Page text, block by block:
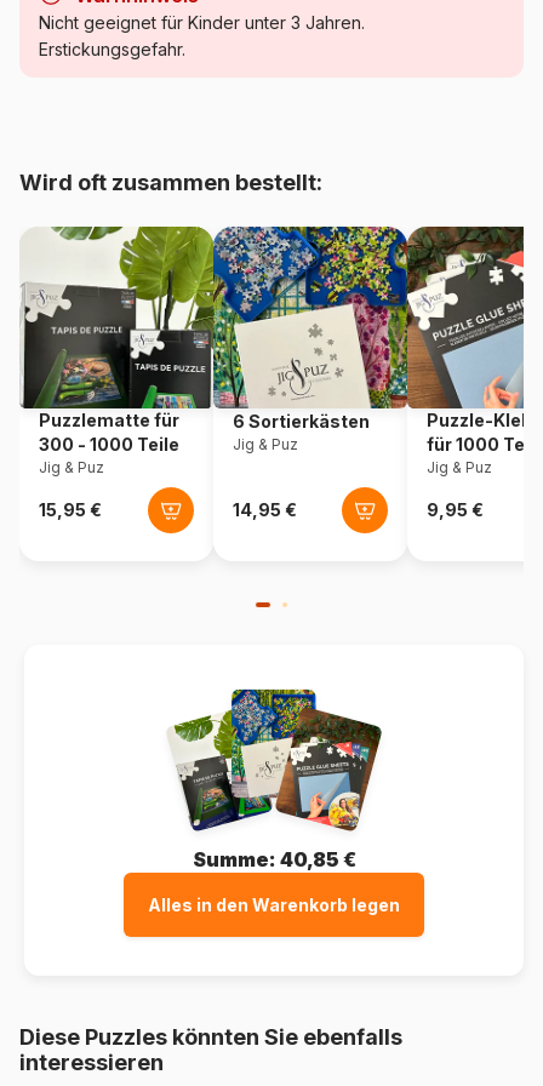
Kategorie Puzzle Humor und Satire
Artikelnummer Heye-29925
EAN 4001689299255
Teileanzahl 1500 Teile
Maße 60 x 0 x 80 cm
Verpackung
Nicht geeignet für Kinder unter 3 Jahren.
Erstickungsgefahr.
Wird oft zusammen bestellt:
Puzzlematte für
300 - 1000 Teile
Jig & Puz
6 Sortierkästen
Jig & Puz
Puzzle-
für 1000
Jig & Puz
Summe: 40,85 €
Alles in den Warenkorb legen
Diese Puzzles könnten Sie ebenfalls
interessieren